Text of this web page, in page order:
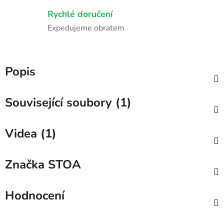
Rychlé doručení
Expedujeme obratem
Popis
Související soubory (1)
Videa (1)
Značka STOA
Hodnocení